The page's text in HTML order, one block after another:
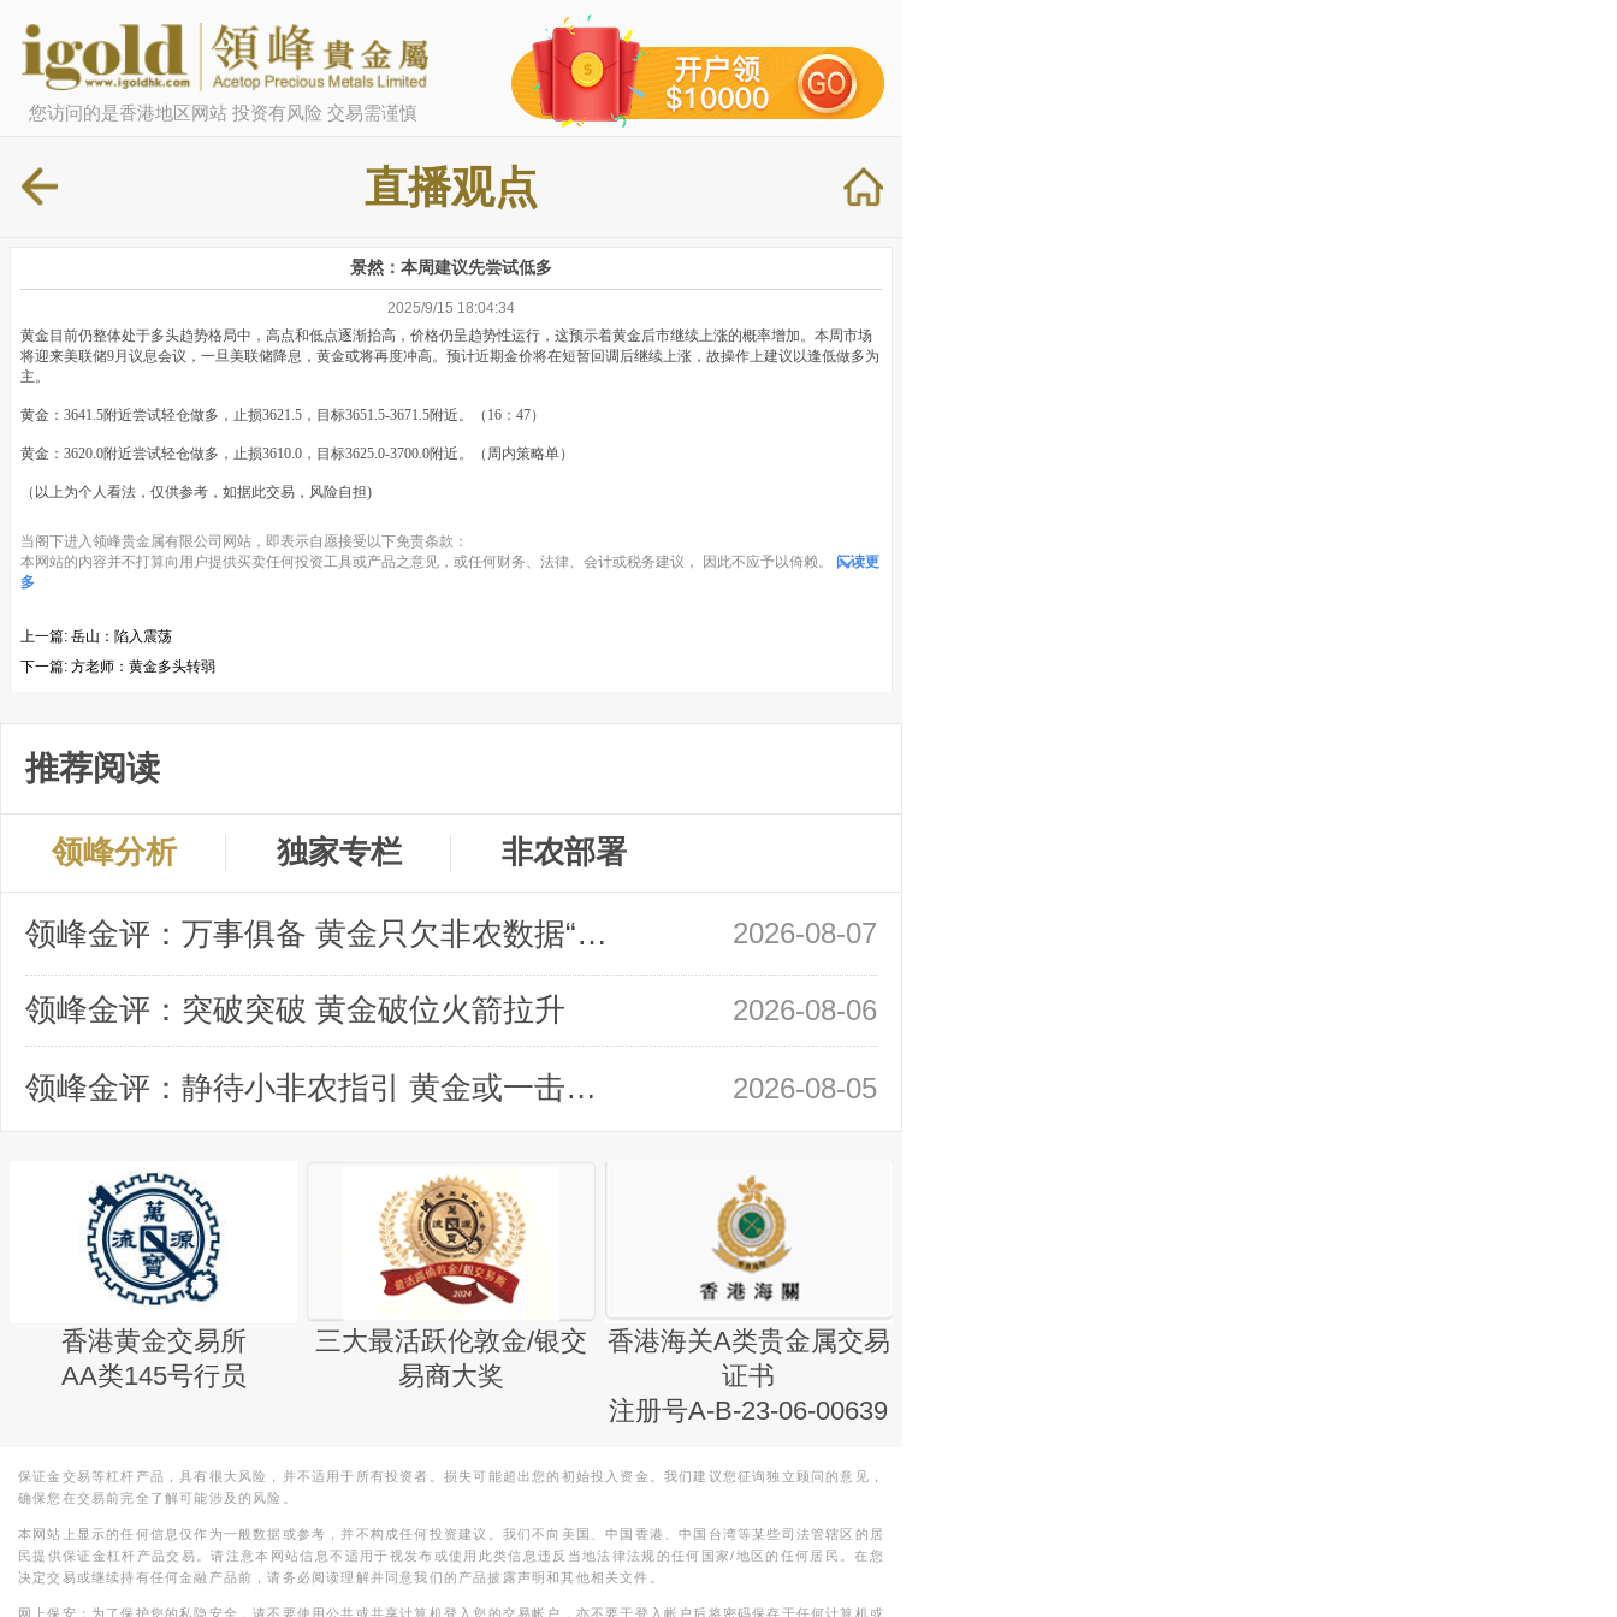
您访问的是香港地区网站 投资有风险 交易需谨慎
直播观点
景然：本周建议先尝试低多
2025/9/15 18:04:34
黄金目前仍整体处于多头趋势格局中，高点和低点逐渐抬高，价格仍呈趋势性运行，这预示着黄金后市继续上涨的概率增加。本周市场
将迎来美联储9月议息会议，一旦美联储降息，黄金或将再度冲高。预计近期金价将在短暂回调后继续上涨，故操作上建议以逢低做多为
主。
黄金：3641.5附近尝试轻仓做多，止损3621.5，目标3651.5-3671.5附近。（16：47）
黄金：3620.0附近尝试轻仓做多，止损3610.0，目标3625.0-3700.0附近。（周内策略单）
（以上为个人看法，仅供参考，如据此交易，风险自担)
当阁下进入领峰贵金属有限公司网站，即表示自愿接受以下免责条款：
本网站的内容并不打算向用户提供买卖任何投资工具或产品之意见，或任何财务、法律、会计或税务建议， 因此不应予以倚赖。
阅读更
多
上一篇: 岳山：陷入震荡
下一篇: 方老师：黄金多头转弱
推荐阅读
领峰分析 独家专栏 非农部署
领峰金评：万事俱备 黄金只欠非农数据“东风” 2026-08-07
领峰金评：突破突破 黄金破位火箭拉升 2026-08-06
领峰金评：静待小非农指引 黄金或一击破局 2026-08-05
香港黄金交易所
AA类145号行员
三大最活跃伦敦金/银交
易商大奖
香港海关A类贵金属交易
证书
注册号A-B-23-06-00639
保证金交易等杠杆产品，具有很大风险，并不适用于所有投资者。损失可能超出您的初始投入资金。我们建议您征询独立顾问的意见，
确保您在交易前完全了解可能涉及的风险。
本网站上显示的任何信息仅作为一般数据或参考，并不构成任何投资建议。我们不向美国、中国香港、中国台湾等某些司法管辖区的居
民提供保证金杠杆产品交易。请注意本网站信息不适用于视发布或使用此类信息违反当地法律法规的任何国家/地区的任何居民。在您
决定交易或继续持有任何金融产品前，请务必阅读理解并同意我们的产品披露声明和其他相关文件。
网上保安：为了保护您的私隐安全，请不要使用公共或共享计算机登入您的交易帐户，亦不要于登入帐户后将密码保存于任何计算机或